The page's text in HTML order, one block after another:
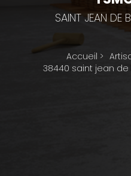
SAINT JEAN
Accueil >
38440 saint jean